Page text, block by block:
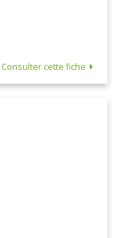
Consulter cette fiche